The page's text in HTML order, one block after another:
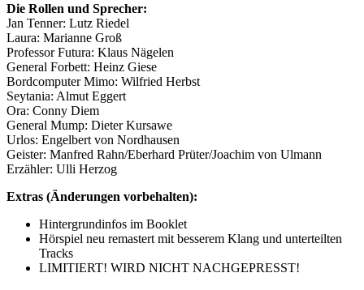
Die Rollen und Sprecher:
Jan Tenner: Lutz Riedel
Laura: Marianne Groß
Professor Futura: Klaus Nägelen
General Forbett: Heinz Giese
Bordcomputer Mimo: Wilfried Herbst
Seytania: Almut Eggert
Ora: Conny Diem
General Mump: Dieter Kursawe
Urlos: Engelbert von Nordhausen
Geister: Manfred Rahn/Eberhard Prüter/Joachim von Ulmann
Erzähler: Ulli Herzog
Extras (Änderungen vorbehalten):
Hintergrundinfos im Booklet
Hörspiel neu remastert mit besserem Klang und unterteilten
Tracks
LIMITIERT! WIRD NICHT NACHGEPRESST!